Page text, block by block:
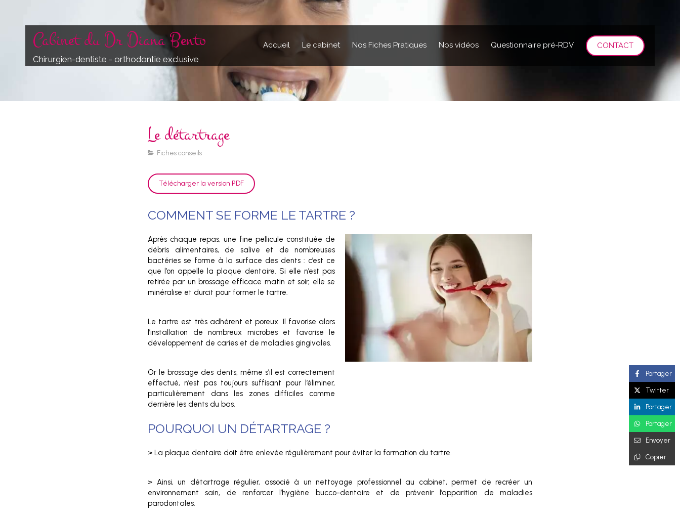
Accueil Le cabinet Nos Fiches Pratiques Nos vidéos Questionnaire pré-RDV CONTACT
Cabinet du Dr Diana Bento
Chirurgien-dentiste - orthodontie exclusive
Le détartrage
Fiches conseils
Télécharger la version PDF
COMMENT SE FORME LE TARTRE ?
Après chaque repas, une fine pellicule constituée de
débris alimentaires, de salive et de nombreuses
bactéries se forme à la surface des dents : c’est ce
que l’on appelle la plaque dentaire. Si elle n’est pas
retirée par un brossage efficace matin et soir, elle se
minéralise et durcit pour former le tartre.
Le tartre est très adhérent et poreux. Il favorise alors
l’installation de nombreux microbes et favorise le
développement de caries et de maladies gingivales.
Or le brossage des dents, même s’il est correctement
effectué, n’est pas toujours suffisant pour l’éliminer,
particulièrement dans les zones difficiles comme
derrière les dents du bas.
POURQUOI UN DÉTARTRAGE ?
> La plaque dentaire doit être enlevée régulièrement pour éviter la formation du tartre.
> Ainsi, un détartrage régulier, associé à un nettoyage professionnel au cabinet, permet de recréer un
environnement sain, de renforcer l’hygiène bucco-dentaire et de prévenir l’apparition de maladies
parodontales.
Partager
Twitter
Partager
Partager
Envoyer
Copier